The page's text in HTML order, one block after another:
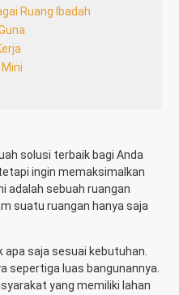
Ruang Ibadah
solusi terbaik bagi Anda
ingin memaksimalkan
adalah sebuah ruangan
suatu ruangan hanya saja
saja sesuai kebutuhan.
sepertiga luas bangunannya.
yang memiliki lahan